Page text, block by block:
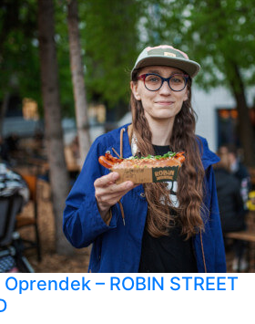
Oprendek – ROBIN STREET